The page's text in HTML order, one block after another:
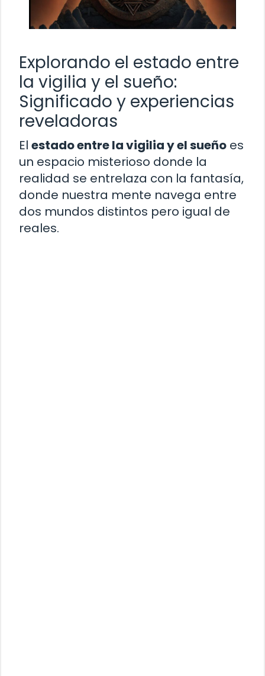
Explorando el estado entre
la vigilia y el sueño:
Significado y experiencias
reveladoras
El estado entre la vigilia y el sueño es
un espacio misterioso donde la
realidad se entrelaza con la fantasía,
donde nuestra mente navega entre
dos mundos distintos pero igual de
reales.